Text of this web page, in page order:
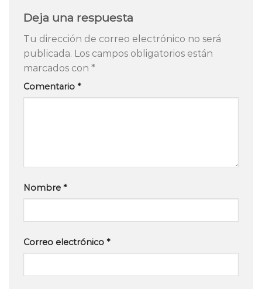
Deja una respuesta
Tu dirección de correo electrónico no será
publicada. Los campos obligatorios están
marcados con *
Comentario *
Nombre *
Correo electrónico *